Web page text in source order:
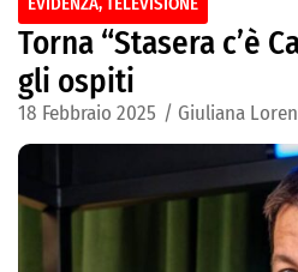
Torna “Stasera c’è
gli ospiti
18 Febbraio 2025 / Giuliana